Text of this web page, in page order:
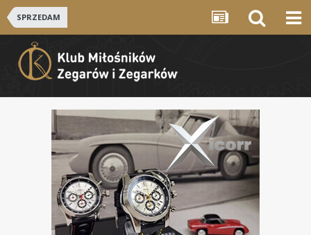
SPRZEDAM